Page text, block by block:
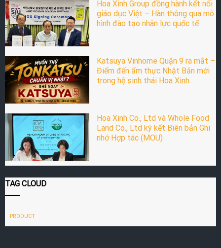
Hoa Xinh Group đồng hành kết nối
giáo dục Việt – Hàn thông qua mô
hình đào tạo nhân lực quốc tế
Katsuya Vinhome Quận 9 ra mắt –
Điểm đến ẩm thực Nhật Bản mới
trong hệ sinh thái Hoa Xinh
Hoa Xinh Co., Ltd và Whole Food
Land Co., Ltd ký kết Biên bản Ghi
nhớ Hợp tác (MOU)
TAG CLOUD
PRODUCT